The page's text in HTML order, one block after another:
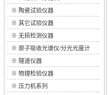
※ 陶瓷试验仪器
※ 其它试验仪器
※ 无损检测仪器
※ 原子吸收光谱仪/分光光度计
※ 隧道仪器
※ 物理检验仪器
※ 压力机系列